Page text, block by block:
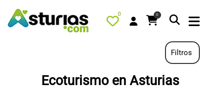
0 0
Filtros
Ecoturismo en Asturias